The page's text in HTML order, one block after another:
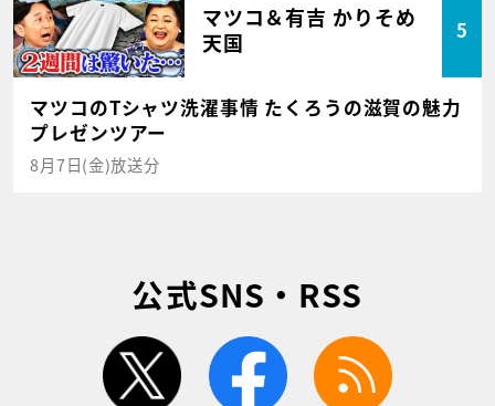
マツコ＆有吉 かりそめ
天国
5
マツコのTシャツ洗濯事情 たくろうの滋賀の魅力
プレゼンツアー
8月7日(金)放送分
公式SNS・RSS
twitter facebook